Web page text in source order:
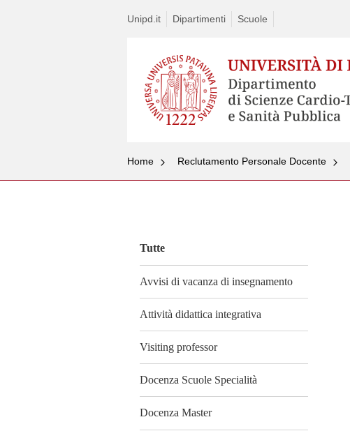
Unipd.it Dipartimenti Scuole
Home Reclutamento Personale Docente
Tutte
Avvisi di vacanza di insegnamento
Attività didattica integrativa
Visiting professor
Docenza Scuole Specialità
Docenza Master